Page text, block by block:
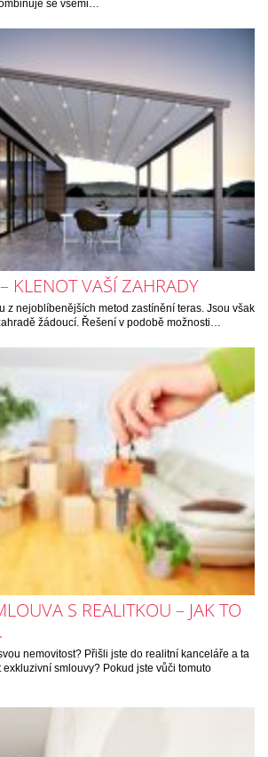
se všemi…
KLENOT VAŠÍ ZAHRADY
z nejoblíbenějších metod zastínění teras. Jsou však
žádoucí. Řešení v podobě možnosti…
S REALITKOU – JAK TO
nemovitost? Přišli jste do realitní kanceláře a ta
smlouvy? Pokud jste vůči tomuto